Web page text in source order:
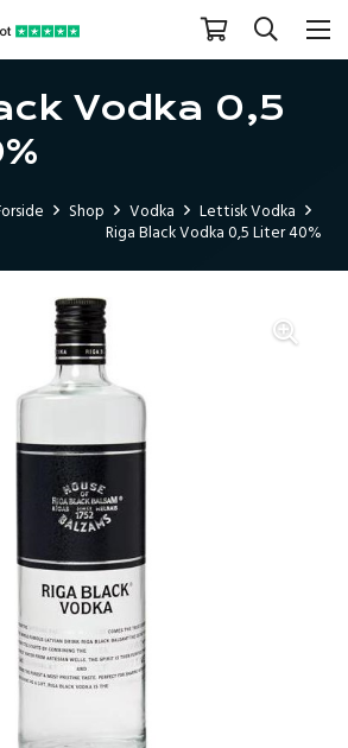
Vodka 0,5
Shop Vodka
Lettisk Vodka
Riga Black Vodka 0,5 Liter 40%